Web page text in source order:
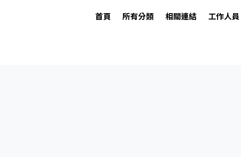
首頁 所有分類 相關連結 工作人員